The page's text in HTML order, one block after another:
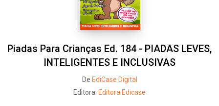
Piadas Para Crianças Ed. 184 - PIADAS LEVES,
INTELIGENTES E INCLUSIVAS
De EdiCase Digital
Editora: Editora Edicase